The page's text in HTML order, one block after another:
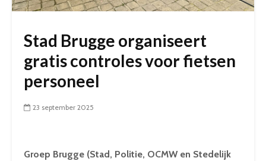
Stad Brugge organiseert
gratis controles voor fietsen
personeel
23 september 2025
Groep Brugge (Stad, Politie, OCMW en Stedelijk